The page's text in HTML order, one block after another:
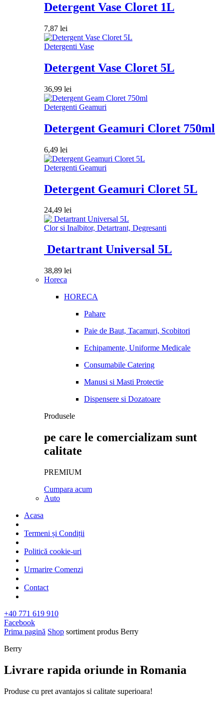
Detergent Vase Cloret 1L
7,87 lei
Detergenti Vase
Detergent Vase Cloret 5L
36,99 lei
Detergenti Geamuri
Detergent Geamuri Cloret 750ml
6,49 lei
Detergenti Geamuri
Detergent Geamuri Cloret 5L
24,49 lei
Clor si Inalbitor, Detartrant, Degresanti
Detartrant Universal 5L
38,89 lei
Horeca
HORECA
Pahare
Paie de Baut, Tacamuri, Scobitori
Echipamente, Uniforme Medicale
Consumabile Catering
Manusi si Masti Protectie
Dispensere si Dozatoare
Produsele
pe care le comercializam sunt
calitate
PREMIUM
Cumpara acum
Auto
Acasa
Termeni și Condiții
Politică cookie-uri
Urmarire Comenzi
Contact
+40 771 619 910
Facebook
Prima pagină Shop sortiment produs Berry
Berry
Livrare rapida oriunde in Romania​
Produse cu pret avantajos si calitate superioara!